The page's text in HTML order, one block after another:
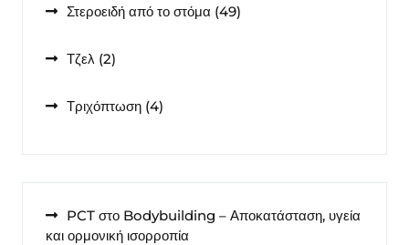
Στεροειδή από το στόμα 4949
Τζελ 22
Τριχόπτωση 44
PCT στο Bodybuilding – Αποκατάσταση, υγεία
και ορμονική ισορροπία